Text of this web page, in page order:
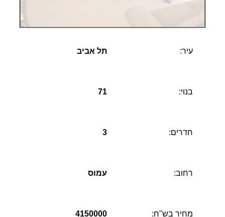
עיר: תל אביב
בנוי: 71
חדרים: 3
רחוב: עמוס
מחיר בש"ח: 4150000